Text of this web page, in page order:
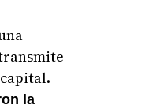
la